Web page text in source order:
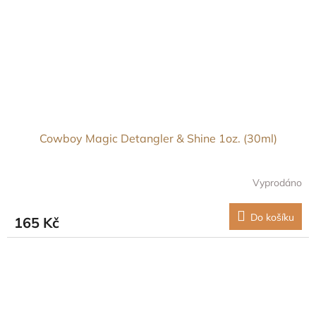
Cowboy Magic Detangler & Shine 1oz. (30ml)
Vyprodáno
165 Kč Do košíku